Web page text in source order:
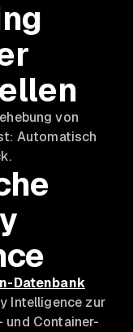
von
Automatisch
Datenbank
Intelligence zur
und Container-